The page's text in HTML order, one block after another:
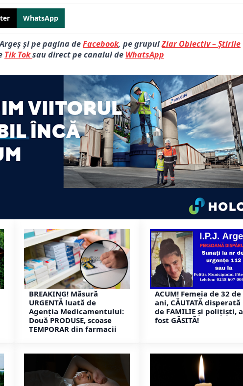
WhatsApp
și pe pagina deFacebook, pe grupulZiar Obiectiv – Știrile
Tik Toksau direct pe canalul de WhatsApp
BREAKING! Măsură
URGENTĂ luată de
Agenția Medicamentului:
Două PRODUSE, scoase
TEMPORAR din farmacii
ACUM! Femeia de 32 de
ani, CĂUTATĂ disperată
de FAMILIE și polițiști, a
fost GĂSITĂ!